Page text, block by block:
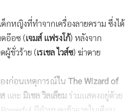
กหญิงที่ทำจากเครื่องลายคราม ซึ่งได้
อ๊อซ (เจมส์ แฟรงโก้) หลังจาก
ผู้ชั่วร้าย (เรเชล ไวส์ซ) ฆ่าตาย
งก่อนเหตุการณ์ใน The Wizard of
และ มิเชล วิลเลียมร่วมแสดงอยู่ด้วย